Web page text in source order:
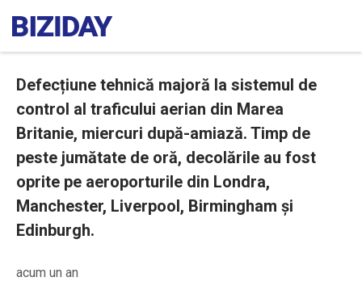
Defecțiune tehnică majoră la sistemul de
control al traficului aerian din Marea
Britanie, miercuri după-amiază. Timp de
peste jumătate de oră, decolările au fost
oprite pe aeroporturile din Londra,
Manchester, Liverpool, Birmingham și
Edinburgh.
acum un an